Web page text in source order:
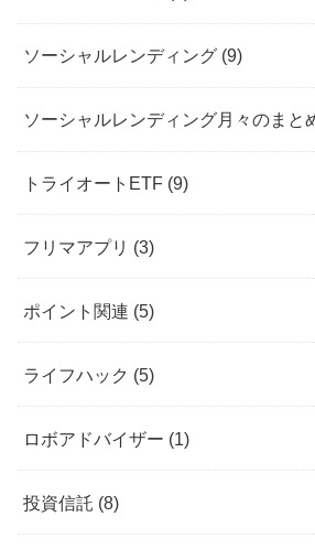
ソーシャルレンディング (9)
ソーシャルレンディング月々のまと
トライオートETF (9)
フリマアプリ (3)
ポイント関連 (5)
ライフハック (5)
ロボアドバイザー (1)
投資信託 (8)